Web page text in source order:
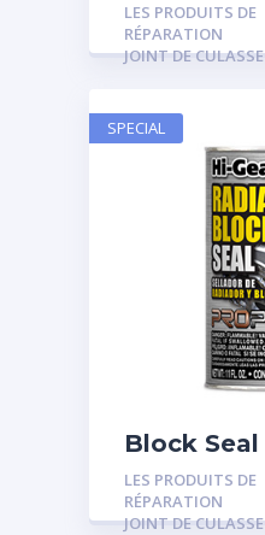
LES PRODUITS DE
RÉPARATION
JOINT DE CULASSE
Block Seal
LES PRODUITS DE
RÉPARATION
JOINT DE CULASSE
SPECIAL